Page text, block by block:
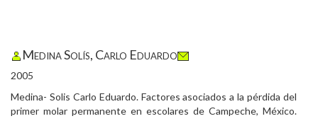
Medina Solís, Carlo Eduardo
2005
Medina- Solis Carlo Eduardo. Factores asociados a la pérdida del
primer molar permanente en escolares de Campeche, México.